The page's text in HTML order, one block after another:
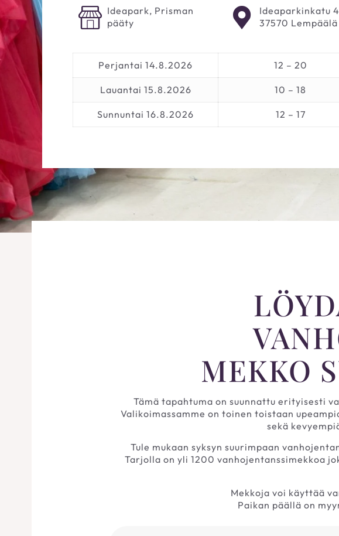
Ideapark, Prisman
pääty
Ideaparkinkatu
37570 Lempäälä
Perjantai 14.8.2026 12 – 20
Lauantai 15.8.2026 10 – 18
Sunnuntai 16.8.2026 12 – 17
MEKKO
Tämä tapahtuma on suunnattu erityisesti
Valikoimassamme on toinen toistaan
sekä
Tule mukaan syksyn suurimpaan
Tarjolla on yli 1200 vanhojentanssimekkoa
Mekkoja voi käyttää
Paikan päällä on